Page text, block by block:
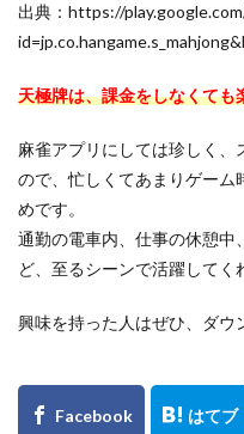
出典：https://
天極牌は、課金をしなくても
麻雀アプリにしては珍しく
ので、忙しくてあまりゲーム
めです。
通勤の電車内、仕事の休憩中
ど、至るシーンで活躍してく
興味を持った人はぜひ、ダウ